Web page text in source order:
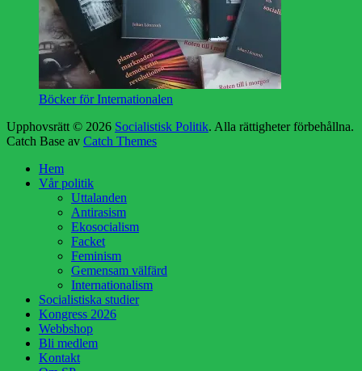
Böcker för Internationalen
Upphovsrätt © 2026 Socialistisk Politik. Alla rättigheter förbehållna.
Catch Base av Catch Themes
Hem
Vår politik
Uttalanden
Antirasism
Ekosocialism
Facket
Feminism
Gemensam välfärd
Internationalism
Socialistiska studier
Kongress 2026
Webbshop
Bli medlem
Kontakt